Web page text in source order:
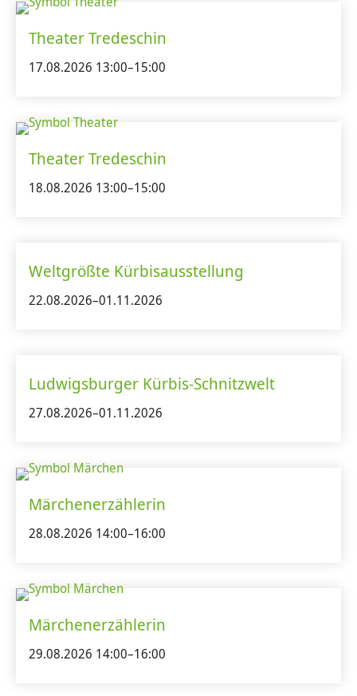
Theater Tredeschin
17.08.2026 13:00–15:00
Theater Tredeschin
18.08.2026 13:00–15:00
Weltgrößte Kürbisausstellung
22.08.2026–01.11.2026
Ludwigsburger Kürbis-Schnitzwelt
27.08.2026–01.11.2026
Märchenerzählerin
28.08.2026 14:00–16:00
Märchenerzählerin
29.08.2026 14:00–16:00